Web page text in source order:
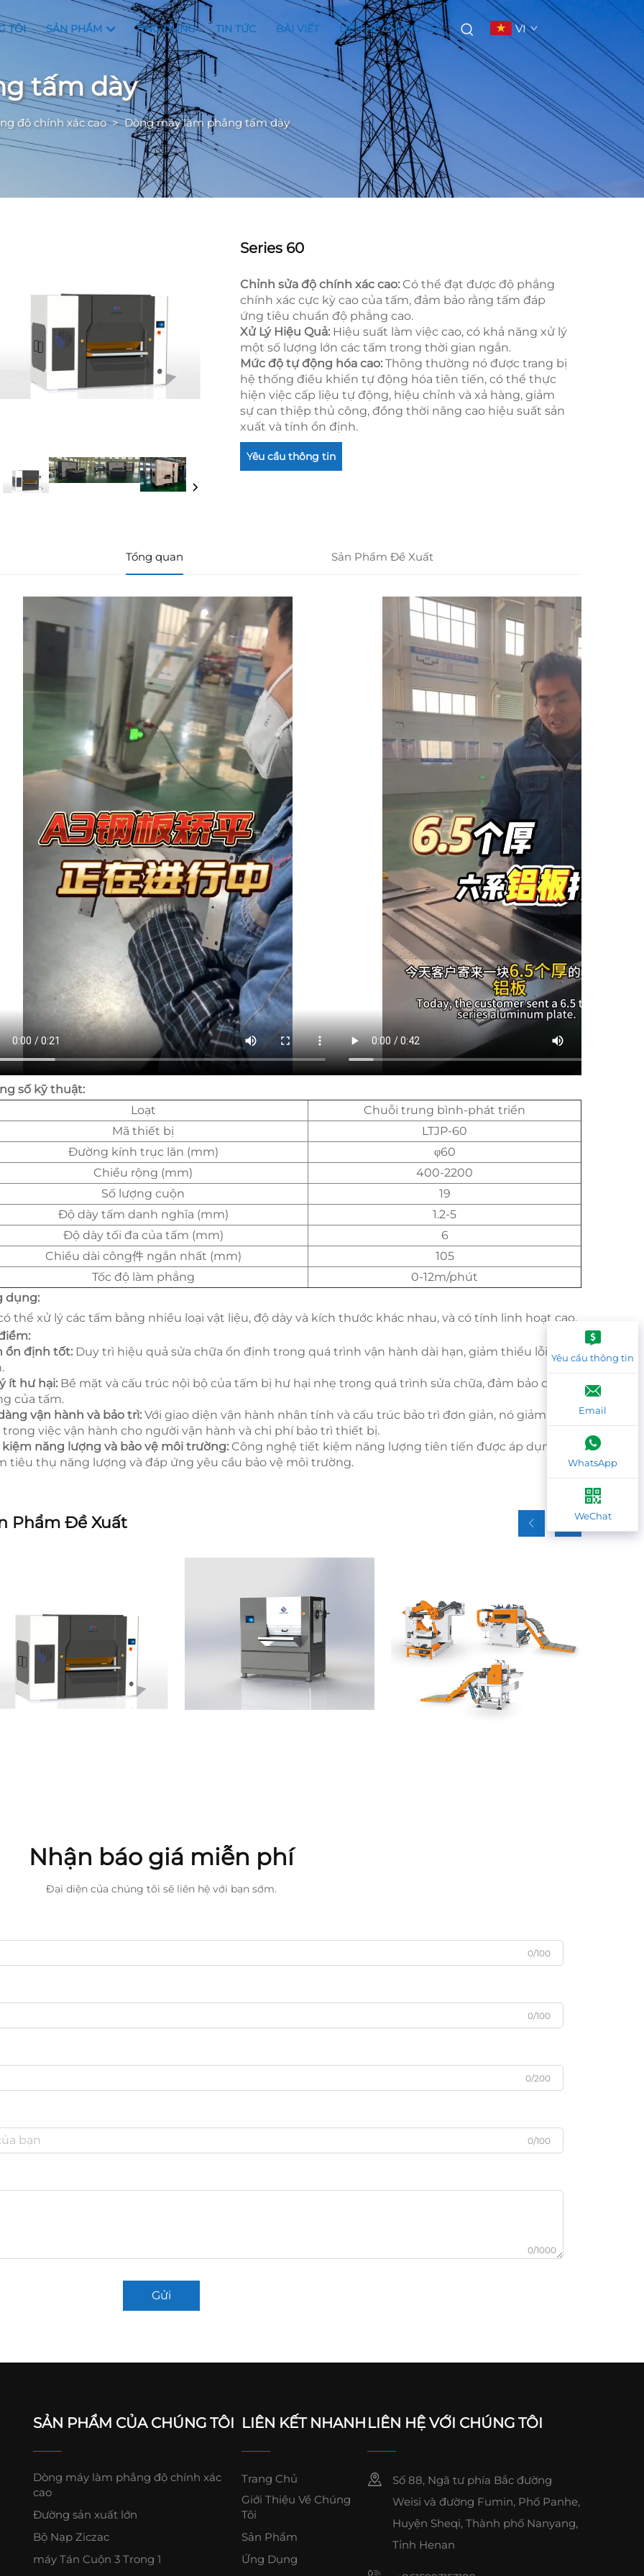
TÔI SẢN PHẨM ỨNG DỤNG TIN TỨC BÀI VIẾT LIÊN HỆ CHÚNG TÔI VI
tấm dày
độ chính xác cao>Dòng máy làm phẳng tấm dày
Series 60
Chỉnh sửa độ chính xác cao: Có thể đạt được độ phẳng
chính xác cực kỳ cao của tấm, đảm bảo rằng tấm đáp
ứng tiêu chuẩn độ phẳng cao.
Xử Lý Hiệu Quả: Hiệu suất làm việc cao, có khả năng xử lý
một số lượng lớn các tấm trong thời gian ngắn.
Mức độ tự động hóa cao: Thông thường nó được trang bị
hệ thống điều khiển tự động hóa tiên tiến, có thể thực
hiện việc cấp liệu tự động, hiệu chỉnh và xả hàng, giảm
sự can thiệp thủ công, đồng thời nâng cao hiệu suất sản
xuất và tính ổn định.
Yêu cầu thông tin
Tổng quan Sản Phẩm Đề Xuất
số kỹ thuật:
Loạt
Chuỗi trung bình-phát triển
Mã thiết bị
LTJP-60
Đường kính trục lăn (mm)
φ60
Chiều rộng (mm)
400-2200
Số lượng cuộn
19
Độ dày tấm danh nghĩa (mm)
1.2-5
Độ dày tối đa của tấm (mm)
6
Chiều dài công件 ngắn nhất (mm)
105
Tốc độ làm phẳng
0-12m/phút
dụng:
thể xử lý các tấm bằng nhiều loại vật liệu, độ dày và kích thước khác nhau, và có tính linh hoạt cao.
ổn định tốt: Duy trì hiệu quả sửa chữa ổn định trong quá trình vận hành dài hạn, giảm thiểu lỗi và sai
ít hư hại: Bề mặt và cấu trúc nội bộ của tấm bị hư hại nhẹ trong quá trình sửa chữa, đảm bảo chất
của tấm.
vận hành và bảo trì: Với giao diện vận hành nhân tính và cấu trúc bảo trì đơn giản, nó giảm độ
việc vận hành cho người vận hành và chi phí bảo trì thiết bị.
kiệm năng lượng và bảo vệ môi trường: Công nghệ tiết kiệm năng lượng tiên tiến được áp dụng để
tiêu thụ năng lượng và đáp ứng yêu cầu bảo vệ môi trường.
Phẩm Đề Xuất
Yêu cầu thông tin
Email
WhatsApp
WeChat
Nhận báo giá miễn phí
Đại diện của chúng tôi sẽ liên hệ với bạn sớm.
0/100
0/100
0/200
0/100
0/1000
Gửi
SẢN PHẨM CỦA CHÚNG TÔI
Dòng máy làm phẳng độ chính xác
cao
Đường sản xuất lớn
Bộ Nạp Ziczac
máy Tán Cuộn 3 Trong 1
LIÊN KẾT NHANH
Trang Chủ
Giới Thiệu Về Chúng
Tôi
Sản Phẩm
Ứng Dụng
LIÊN HỆ VỚI CHÚNG TÔI
Số 88, Ngã tư phía Bắc đường
Weisi và đường Fumin, Phố Panhe,
Huyện Sheqi, Thành phố Nanyang,
Tỉnh Henan